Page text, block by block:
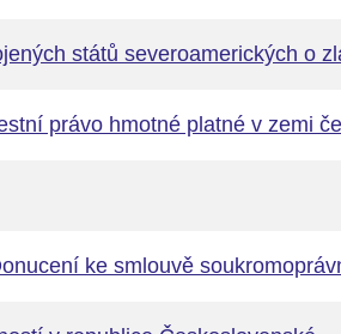
států severoamerických o
právo hmotné platné v zemi
ke smlouvě